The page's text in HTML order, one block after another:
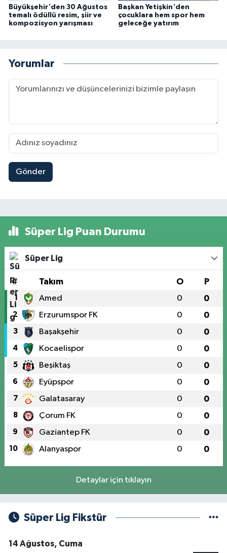
Büyükşehir'den 30 Ağustos
temalı ödüllü resim, şiir ve
kompozisyon yarışması
Başkan Yetişkin'den
çocuklara hem spor hem
geleceğe yatırım
Yorumlar
Gönder
Süper Lig Puan Durumu
Süper Lig
# Takım O P
1 Amed 0 0
2 Erzurumspor FK 0 0
3 Başakşehir 0 0
4 Kocaelispor 0 0
5 Beşiktaş 0 0
6 Eyüpspor 0 0
7 Galatasaray 0 0
8 Çorum FK 0 0
9 Gaziantep FK 0 0
10 Alanyaspor 0 0
Detaylar için tıklayın
Süper Lig Fikstür
14 Ağustos, Cuma